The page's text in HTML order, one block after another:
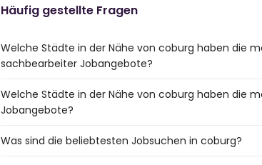
Häufig gestellte Fragen
Welche Städte in der Nähe von coburg haben die
sachbearbeiter Jobangebote?
Städte in der Nähe von coburg mit den meisten
Sonneberg
Hildburghausen
Welche Städte in der Nähe von coburg haben die
Jobangebote?
10 Städte in der Nähe von coburg mit den meisten
Was sind die beliebtesten Jobsuchen in coburg?